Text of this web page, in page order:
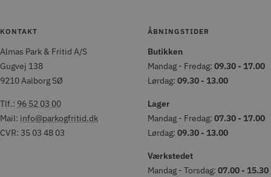
KONTAKT
Almas Park & Fritid A/S
Gugvej 138
9210 Aalborg SØ
Tlf.: 96 52 03 00
Mail: info@parkogfritid.dk
CVR: 35 03 48 03
ÅBNINGSTIDER
Butikken
Mandag - Fredag: 09.30 - 17.00
Lørdag: 09.30 - 13.00
Lager
Mandag - Fredag: 07.30 - 17.00
Lørdag: 09.30 - 13.00
Værkstedet
Mandag - Torsdag: 07.00 - 15.30